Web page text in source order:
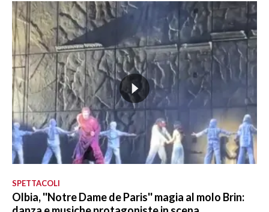
SPETTACOLI
Olbia, ''Notre Dame de Paris'' magia al molo Brin: